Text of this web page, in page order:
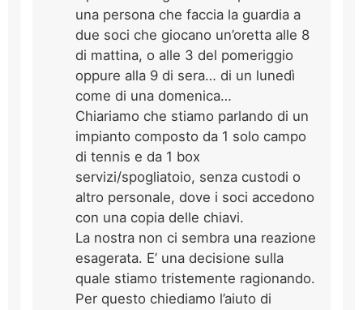
una persona che faccia la guardia a
due soci che giocano un’oretta alle 8
di mattina, o alle 3 del pomeriggio
oppure alla 9 di sera… di un lunedì
come di una domenica…
Chiariamo che stiamo parlando di un
impianto composto da 1 solo campo
di tennis e da 1 box
servizi/spogliatoio, senza custodi o
altro personale, dove i soci accedono
con una copia delle chiavi.
La nostra non ci sembra una reazione
esagerata. E’ una decisione sulla
quale stiamo tristemente ragionando.
Per questo chiediamo l’aiuto di